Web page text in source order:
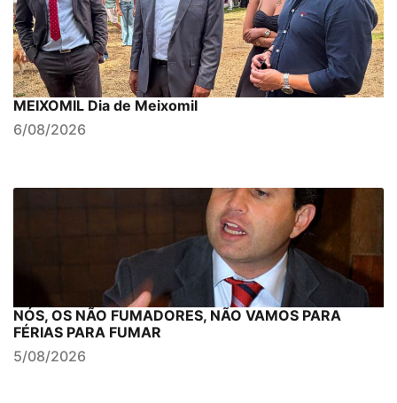
MEIXOMIL Dia de Meixomil
6/08/2026
NÓS, OS NÃO FUMADORES, NÃO VAMOS PARA
FÉRIAS PARA FUMAR
5/08/2026